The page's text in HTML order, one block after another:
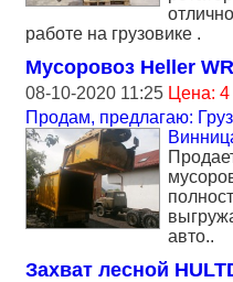
работе на грузовике .
Мусоровоз Heller
08-10-2020 11:25 Цена:
Продам, предлагаю:
авто..
Захват лесной